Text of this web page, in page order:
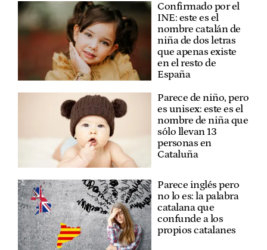
Confirmado por el
INE: este es el
nombre catalán de
niña de dos letras
que apenas existe
en el resto de
España
Parece de niño, pero
es unisex: este es el
nombre de niña que
sólo llevan 13
personas en
Cataluña
Parece inglés pero
no lo es: la palabra
catalana que
confunde a los
propios catalanes